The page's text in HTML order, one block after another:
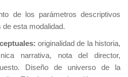
de los parámetros descriptivos
de esta modalidad.
originalidad de la historia,
narrativa, nota del director,
Diseño de universo de la